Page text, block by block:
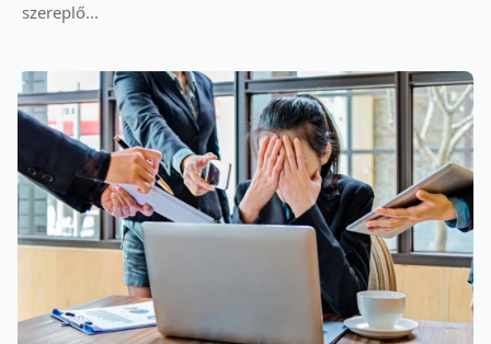
szereplő...